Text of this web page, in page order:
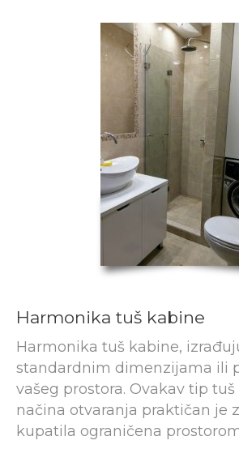
Harmonika tuš kabine
Harmonika tuš kabine,
standardnim dimenzijama ili
vašeg prostora. Ovakav tip
načina otvaranja praktičan je
kupatila ograničena